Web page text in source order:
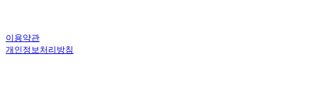
이용약관
개인정보처리방침